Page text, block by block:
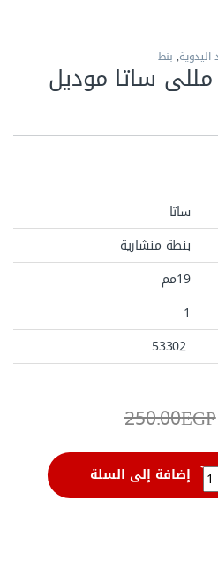
اليدوية, بنط
بنطة منشارية 19 مللى ساتا موديل
ساتا
بنطة منشارية
19مم
1
250.00EGP
إضافة إلى السلة